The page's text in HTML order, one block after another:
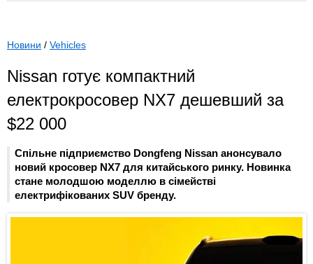
Новини / Vehicles
Nissan готує компактний
електрокросовер NX7 дешевший за
$22 000
Спільне підприємство Dongfeng Nissan анонсувало
новий кросовер NX7 для китайського ринку. Новинка
стане молодшою моделлю в сімействі
електрифікованих SUV бренду.